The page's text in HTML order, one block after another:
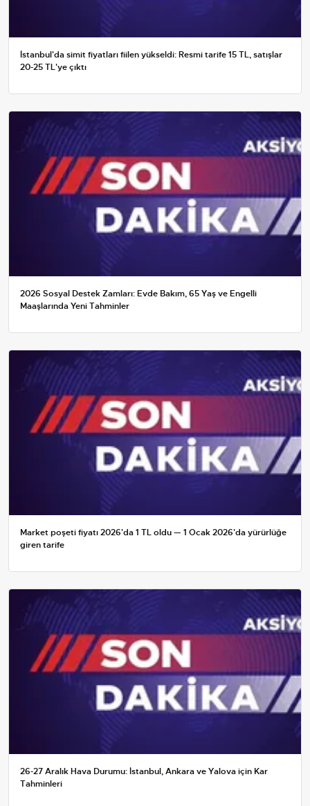
İstanbul'da simit fiyatları fiilen yükseldi: Resmi tarife 15 TL, satışlar
20-25 TL'ye çıktı
2026 Sosyal Destek Zamları: Evde Bakım, 65 Yaş ve Engelli
Maaşlarında Yeni Tahminler
Market poşeti fiyatı 2026'da 1 TL oldu — 1 Ocak 2026'da yürürlüğe
giren tarife
26-27 Aralık Hava Durumu: İstanbul, Ankara ve Yalova için Kar
Tahminleri